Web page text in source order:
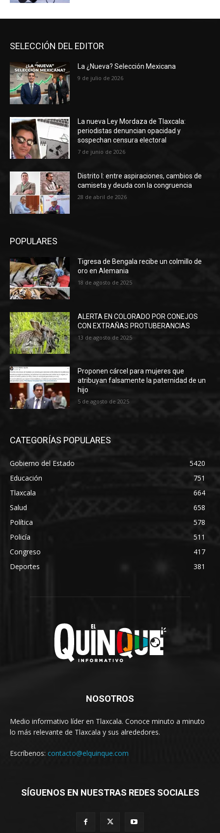
SELECCIÓN DEL EDITOR
La ¿Nueva? Selección Mexicana
9 de julio de 2026
La nueva Ley Mordaza de Tlaxcala:
periodistas denuncian opacidad y
sospechan censura electoral
7 de junio de 2026
Distrito I: entre aspiraciones, cambios de
camiseta y deuda con la congruencia
28 de abril de 2026
POPULARES
Tigresa de Bengala recibe un colmillo de
oro en Alemania
18 de agosto de 2025
ALERTA EN COLORADO POR CONEJOS
CON EXTRAÑAS PROTUBERANCIAS
13 de agosto de 2025
Proponen cárcel para mujeres que
atribuyan falsamente la paternidad de un
hijo
5 de agosto de 2025
CATEGORÍAS POPULARES
Gobierno del Estado
5420
Educación
751
Tlaxcala
664
Salud
658
Política
578
Policía
511
Congreso
417
Deportes
381
NOSOTROS
Medio informativo líder en Tlaxcala. Conoce minuto a minuto
lo más relevante de Tlaxcala y sus alrededores.
Escríbenos: contacto@elquinque.com
SÍGUENOS EN NUESTRAS REDES SOCIALES